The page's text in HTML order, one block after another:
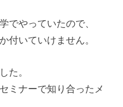
やっていたので、
付いていけません。
た。
ミナーで知り合ったメ